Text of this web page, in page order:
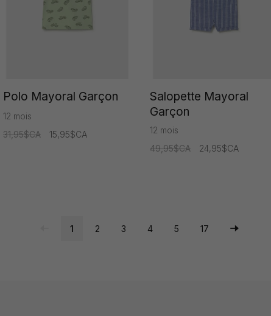
Polo Mayoral Garçon
12 mois
31,95$CA
15,95$CA
Salopette Mayoral
Garçon
12 mois
49,95$CA
24,95$CA
1 2 3 4 5 17